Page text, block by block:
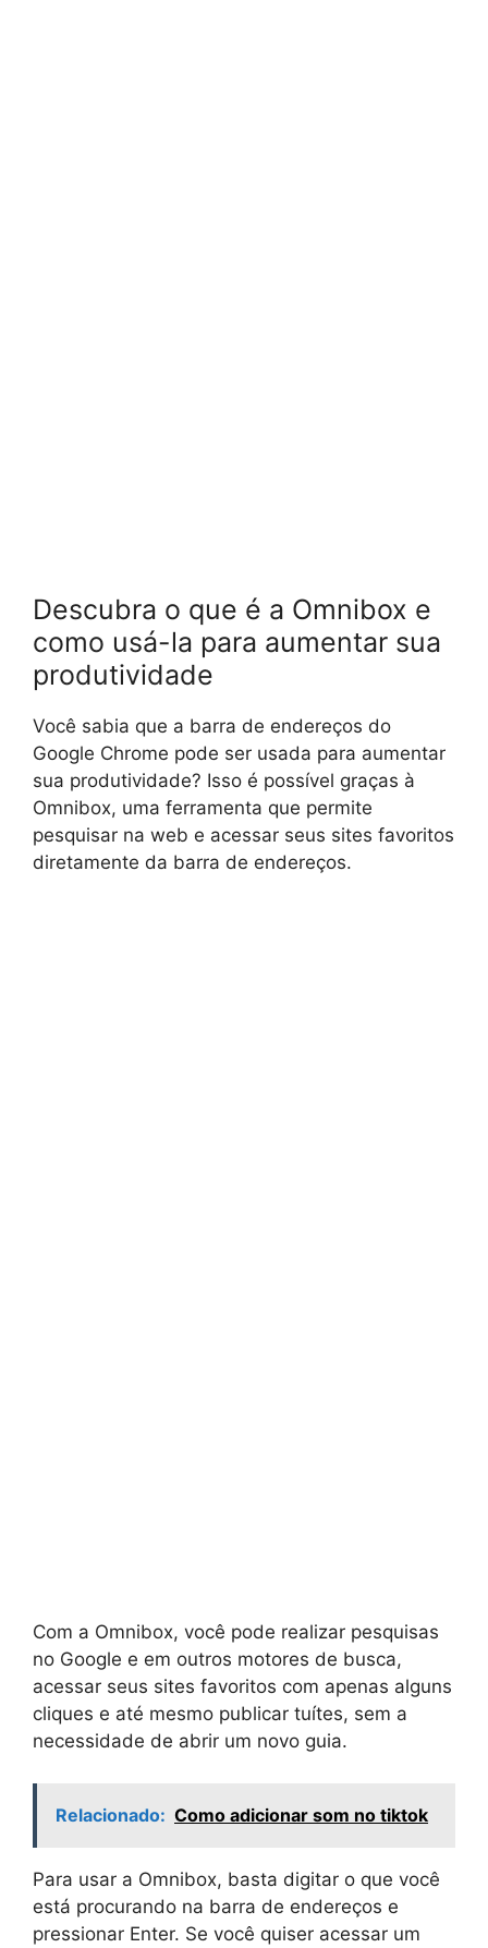
Descubra o que é a Omnibox e
como usá-la para aumentar sua
produtividade
Você sabia que a barra de endereços do
Google Chrome pode ser usada para aumentar
sua produtividade? Isso é possível graças à
Omnibox, uma ferramenta que permite
pesquisar na web e acessar seus sites favoritos
diretamente da barra de endereços.
Com a Omnibox, você pode realizar pesquisas
no Google e em outros motores de busca,
acessar seus sites favoritos com apenas alguns
cliques e até mesmo publicar tuítes, sem a
necessidade de abrir um novo guia.
Relacionado: Como adicionar som no tiktok
Para usar a Omnibox, basta digitar o que você
está procurando na barra de endereços e
pressionar Enter. Se você quiser acessar um